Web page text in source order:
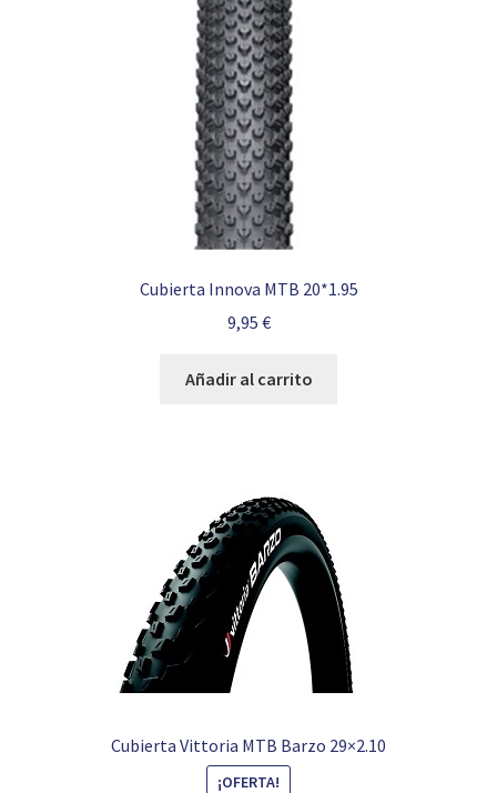
Cubierta Innova MTB 20*1.95
9,95 €
Añadir al carrito
Cubierta Vittoria MTB Barzo 29×2.10
¡OFERTA!